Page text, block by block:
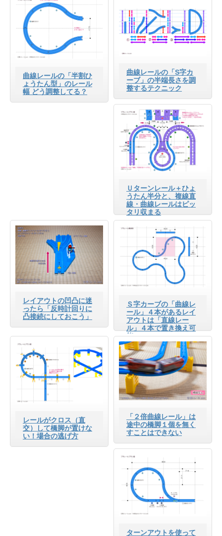
曲線レールの「半割ひ
ょうたん型」のレール
幅 どう調整してる？
曲線レールの「S字カ
ーブ」の半端長さを調
整するテクニック
Ｕターンレール＋ひょ
うたん半分と、複線直
線・曲線レールはピッ
タリ収まる
レイアウトの凹凸に迷
ったら「反時計回りに
凸接続にしておこう」
Ｓ字カーブの「曲線レ
ール」４本があるレイ
アウトは「直線レー
ル」４本で置き換え可
能
レールがクロス（直
交）して橋脚が置けな
い！場合の逃げ方
「２倍曲線レール」は
途中の橋脚１個を無く
すことはできない
ターンアウトを使って